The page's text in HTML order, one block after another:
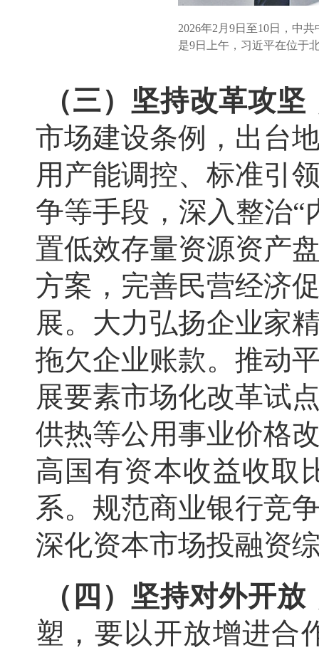
2026年2月9日至10日，中
是9日上午，习近平在位于
（三）坚持改革攻
市场建设条例，出台
用产能调控、标准引
争等手段，深入整治
置低效存量资源资产
方案，完善民营经济
展。大力弘扬企业家
拖欠企业账款。推动
展要素市场化改革试
供热等公用事业价格
高国有资本收益收取
系。规范商业银行竞
深化资本市场投融资
（四）坚持对外开
塑，要以开放增进合